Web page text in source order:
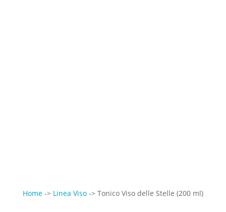
Home-> Linea Viso-> Tonico Viso delle Stelle (200 ml)